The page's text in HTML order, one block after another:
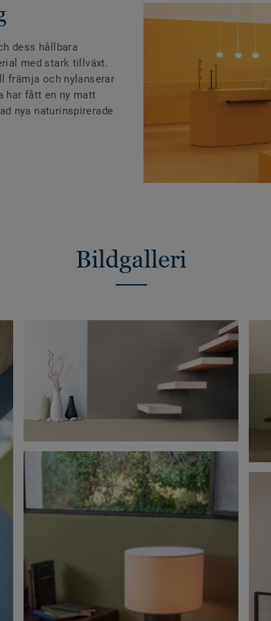
dess hållbara
med stark tillväxt.
främja och nylanserar
har fått en ny matt
nya naturinspirerade
Bildgalleri